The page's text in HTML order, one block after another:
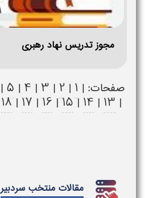
مجوز تدریس نهاد رهبری
صفحات: | 1
|
2
|
3
|
4
|
5
|
|
13
|
14
|
15
|
16
|
17
|
18
مقالات منتخب سردبیر